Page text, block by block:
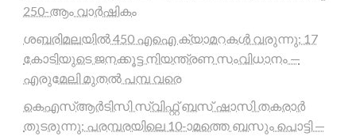
250-ആം വാർഷികം
ശബരിമലയിൽ 450 എഐ ക്യാമറകൾ വരുന്നു; 17
കോടിയുടെ ജനക്കൂട്ട നിയന്ത്രണ സംവിധാനം —
എരുമേലി മുതൽ പമ്പ വരെ
കെഎസ്ആർടിസി സ്വിഫ്റ്റ് ബസ് ഷാസി തകരാർ
തുടരുന്നു; പരമ്പരയിലെ 10-ാമത്തെ ബസും പൊട്ടി —